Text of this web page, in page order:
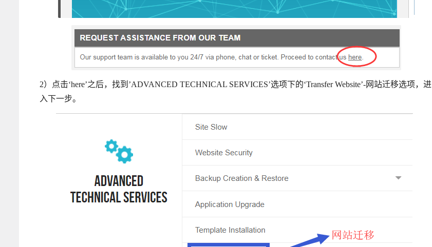
2）点击‘here’之后，找到’ADVANCED TECHNICAL SERVICES’选项下的‘Transfer Website’-网站迁移选项，进
入下一步。